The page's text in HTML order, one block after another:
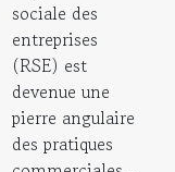
sociale des
entreprises
(RSE) est
devenue une
pierre angulaire
des pratiques